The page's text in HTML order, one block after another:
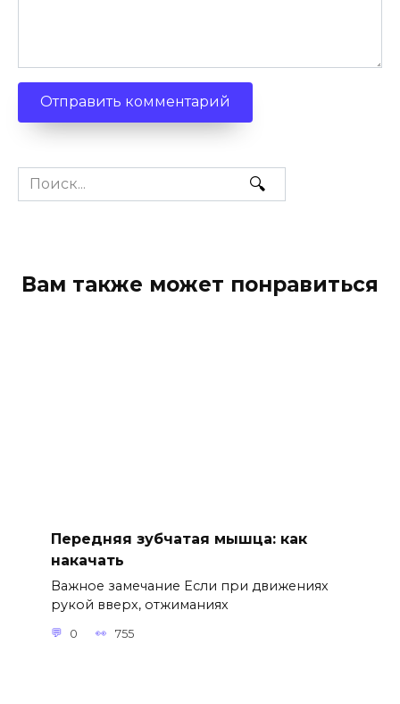
Search
for:
Вам также может понравиться
Передняя зубчатая мышца: как
накачать
Важное замечание Если при движениях
рукой вверх, отжиманиях
0 755